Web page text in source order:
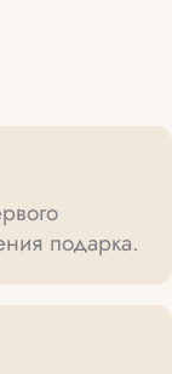
подарка.